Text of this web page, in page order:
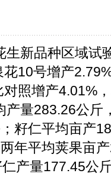
生新品种区域试
10号增产
照增产4.01%
产量283.26公斤
籽仁平均亩产
年平均荚果亩
产量177.45公